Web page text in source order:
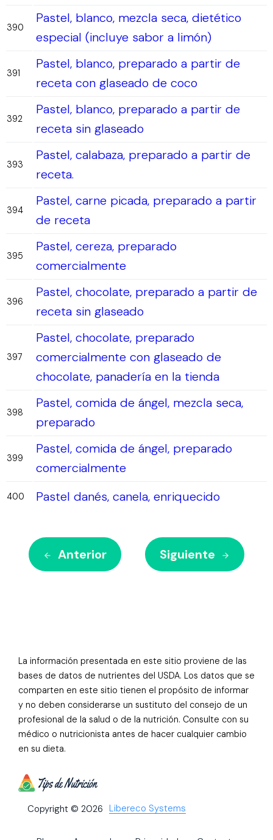
390
Pastel, blanco, mezcla seca, dietético
especial (incluye sabor a limón)
391
Pastel, blanco, preparado a partir de
receta con glaseado de coco
392
Pastel, blanco, preparado a partir de
receta sin glaseado
393
Pastel, calabaza, preparado a partir de
receta.
394
Pastel, carne picada, preparado a partir
de receta
395
Pastel, cereza, preparado
comercialmente
396
Pastel, chocolate, preparado a partir de
receta sin glaseado
397
Pastel, chocolate, preparado
comercialmente con glaseado de
chocolate, panadería en la tienda
398
Pastel, comida de ángel, mezcla seca,
preparado
399
Pastel, comida de ángel, preparado
comercialmente
400 Pastel danés, canela, enriquecido
Anterior Siguiente
La información presentada en este sitio proviene de las
bases de datos de nutrientes del USDA. Los datos que se
comparten en este sitio tienen el propósito de informar
y no deben considerarse un sustituto del consejo de un
profesional de la salud o de la nutrición. Consulte con su
médico o nutricionista antes de hacer cualquier cambio
en su dieta.
Copyright © 2026 Libereco Systems